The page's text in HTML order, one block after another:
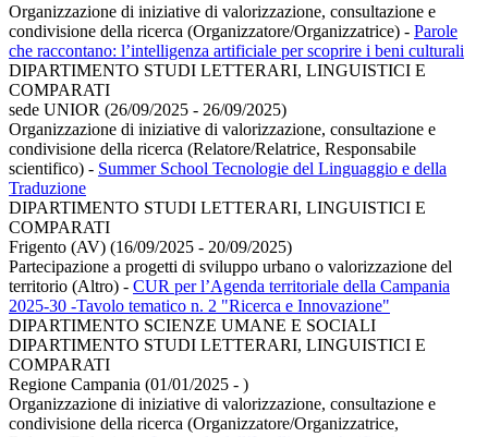
Organizzazione di iniziative di valorizzazione, consultazione e
condivisione della ricerca (Organizzatore/Organizzatrice) - Parole
che raccontano: l’intelligenza artificiale per scoprire i beni culturali
DIPARTIMENTO STUDI LETTERARI, LINGUISTICI E
COMPARATI
sede UNIOR (26/09/2025 - 26/09/2025)
Organizzazione di iniziative di valorizzazione, consultazione e
condivisione della ricerca (Relatore/Relatrice, Responsabile
scientifico) - Summer School Tecnologie del Linguaggio e della
Traduzione
DIPARTIMENTO STUDI LETTERARI, LINGUISTICI E
COMPARATI
Frigento (AV) (16/09/2025 - 20/09/2025)
Partecipazione a progetti di sviluppo urbano o valorizzazione del
territorio (Altro) - CUR per l’Agenda territoriale della Campania
2025-30 -Tavolo tematico n. 2 "Ricerca e Innovazione"
DIPARTIMENTO SCIENZE UMANE E SOCIALI
DIPARTIMENTO STUDI LETTERARI, LINGUISTICI E
COMPARATI
Regione Campania (01/01/2025 - )
Organizzazione di iniziative di valorizzazione, consultazione e
condivisione della ricerca (Organizzatore/Organizzatrice,